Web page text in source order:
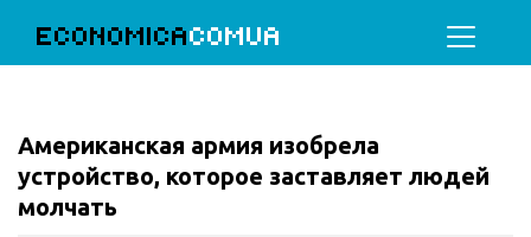
ECONOMICACOMUA
Американская армия изобрела
устройство, которое заставляет людей
молчать